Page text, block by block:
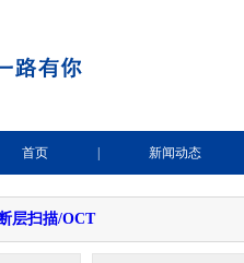
首页 新闻动态
层扫描/OCT